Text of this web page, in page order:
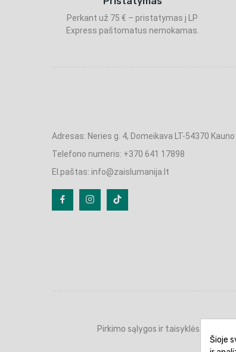
Perkant už 75 € – pristatymas į LP
Express paštomatus nemokamas.
Adresas: Neries g. 4, Domeikava LT-54370 Kauno
Telefono numeris: +370 641 17898
El.paštas: info@zaislumanija.lt
Pirkimo sąlygos ir taisyklės
Šioje